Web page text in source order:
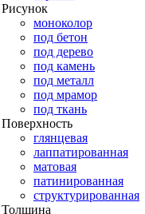
Рисунок
моноколор
под бетон
под дерево
под камень
под металл
под мрамор
под ткань
Поверхность
глянцевая
лаппатированная
матовая
патинированная
структурированная
Толщина